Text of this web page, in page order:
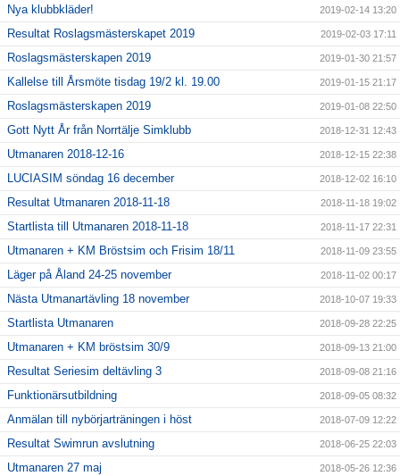
Nya klubbkläder! 2019-02-14 13:20
Resultat Roslagsmästerskapet 2019 2019-02-03 17:11
Roslagsmästerskapen 2019 2019-01-30 21:57
Kallelse till Årsmöte tisdag 19/2 kl. 19.00 2019-01-15 21:17
Roslagsmästerskapen 2019 2019-01-08 22:50
Gott Nytt År från Norrtälje Simklubb 2018-12-31 12:43
Utmanaren 2018-12-16 2018-12-15 22:38
LUCIASIM söndag 16 december 2018-12-02 16:10
Resultat Utmanaren 2018-11-18 2018-11-18 19:02
Startlista till Utmanaren 2018-11-18 2018-11-17 22:31
Utmanaren + KM Bröstsim och Frisim 18/11 2018-11-09 23:55
Läger på Åland 24-25 november 2018-11-02 00:17
Nästa Utmanartävling 18 november 2018-10-07 19:33
Startlista Utmanaren 2018-09-28 22:25
Utmanaren + KM bröstsim 30/9 2018-09-13 21:00
Resultat Seriesim deltävling 3 2018-09-08 21:16
Funktionärsutbildning 2018-09-05 08:32
Anmälan till nybörjarträningen i höst 2018-07-09 12:22
Resultat Swimrun avslutning 2018-06-25 22:03
Utmanaren 27 maj 2018-05-26 12:36